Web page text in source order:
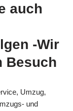
auch
-Wir
Besuch
Umzug,
und